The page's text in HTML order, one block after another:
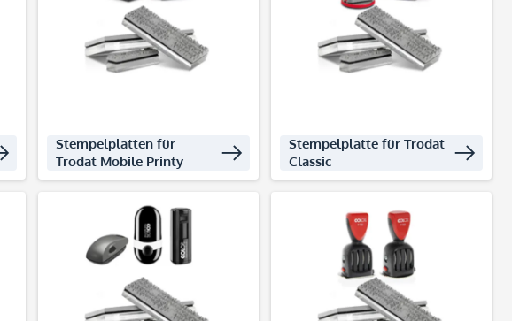
Stempelplatten für
Trodat Mobile Printy
Produkte entdecken
Stempelplatte für Trodat
Classic
Produkte entdecken
Produkte entdecken Produkte entdecken